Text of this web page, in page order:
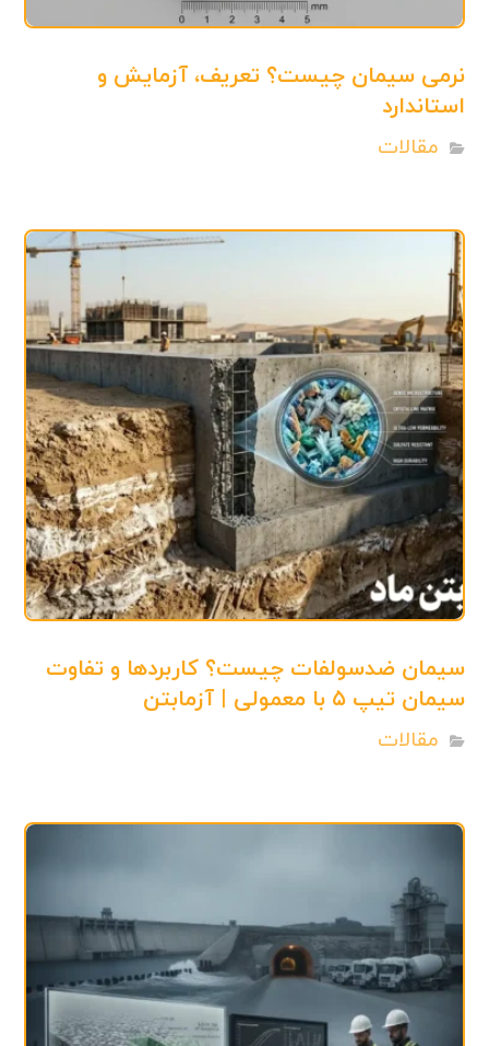
نرمی سیمان چیست؟ تعریف، آزمایش و
استاندارد
مقالات
سیمان ضدسولفات چیست؟ کاربردها و تفاوت
سیمان تیپ ۵ با معمولی | آزمابتن
مقالات